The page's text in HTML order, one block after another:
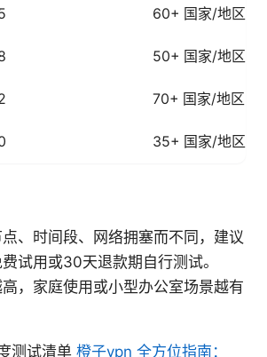
60+ 国家/地区
50+ 国家/地区
70+ 国家/地区
35+ 国家/地区
、时间段、网络拥塞而不同，建议
试用或30天退款期自行测试。
，家庭使用或小型办公室场景越有
测试清单 橙子vpn 全方位指南：